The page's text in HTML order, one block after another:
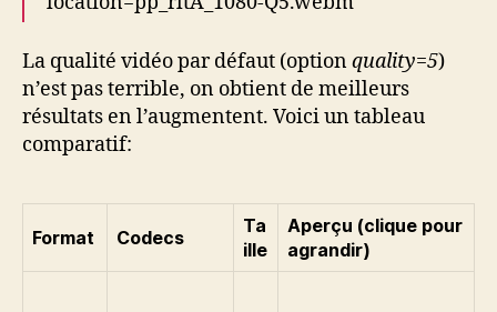
La qualité vidéo par défaut (optionquality=5)
n’est pas terrible, on obtient de meilleurs
résultats en l’augmentent. Voici un tableau
comparatif:
Format Codecs
Ta
ille
Aperçu (clique pour
agrandir)